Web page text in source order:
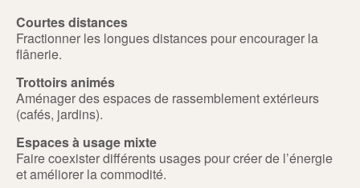
Courtes distances
Fractionner les longues distances pour encourager la
flânerie.
Trottoirs animés
Aménager des espaces de rassemblement extérieurs
(cafés, jardins).
Espaces à usage mixte
Faire coexister différents usages pour créer de l’énergie
et améliorer la commodité.